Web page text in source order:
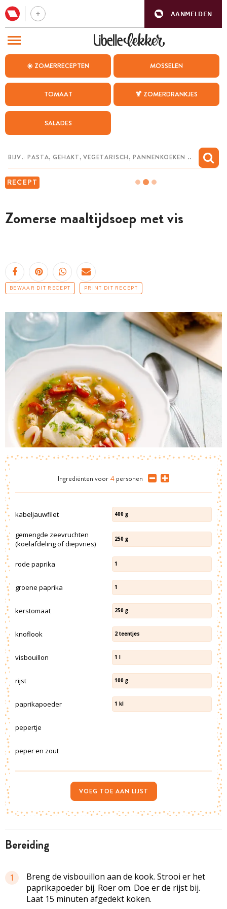
AANMELDEN
☀️ ZOMERRECEPTEN MOSSELEN
TOMAAT 🍹 ZOMERDRANKJES
SALADES
RECEPT
Zomerse maaltijdsoep met vis
BEWAAR DIT RECEPT PRINT DIT RECEPT
bereiding
1
Breng de visbouillon aan de kook. Strooi er het
paprikapoeder bij. Roer om. Doe er de rijst bij.
Laat 15 minuten afgedekt koken.
Ingrediënten voor 4 personen
kabeljauwfilet 400 g
gemengde zeevruchten
(koelafdeling of diepvries)
250 g
rode paprika 1
groene paprika 1
kerstomaat 250 g
knoflook 2 teentjes
visbouillon 1 l
rijst 100 g
paprikapoeder 1 kl
pepertje
peper en zout
VOEG TOE AAN LIJST
BEZOEK ONZE ANDERE WEBSITES
WEEKMENU
CHAT MET MAIA
MIJN BEWAARDE RECEPTEN